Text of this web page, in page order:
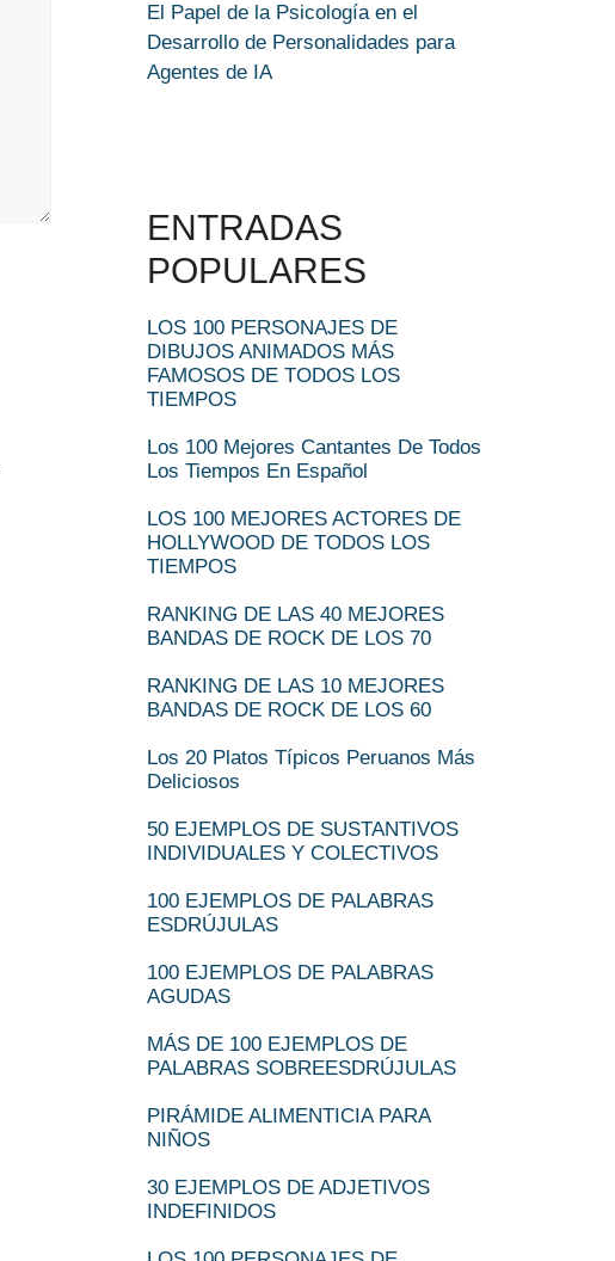
El Papel de la Psicología en el
Desarrollo de Personalidades para
Agentes de IA
ENTRADAS
POPULARES
LOS 100 PERSONAJES DE
DIBUJOS ANIMADOS MÁS
FAMOSOS DE TODOS LOS
TIEMPOS
Los 100 Mejores Cantantes De Todos
Los Tiempos En Español
LOS 100 MEJORES ACTORES DE
HOLLYWOOD DE TODOS LOS
TIEMPOS
RANKING DE LAS 40 MEJORES
BANDAS DE ROCK DE LOS 70
RANKING DE LAS 10 MEJORES
BANDAS DE ROCK DE LOS 60
Los 20 Platos Típicos Peruanos Más
Deliciosos
50 EJEMPLOS DE SUSTANTIVOS
INDIVIDUALES Y COLECTIVOS
100 EJEMPLOS DE PALABRAS
ESDRÚJULAS
100 EJEMPLOS DE PALABRAS
AGUDAS
MÁS DE 100 EJEMPLOS DE
PALABRAS SOBREESDRÚJULAS
PIRÁMIDE ALIMENTICIA PARA
NIÑOS
30 EJEMPLOS DE ADJETIVOS
INDEFINIDOS